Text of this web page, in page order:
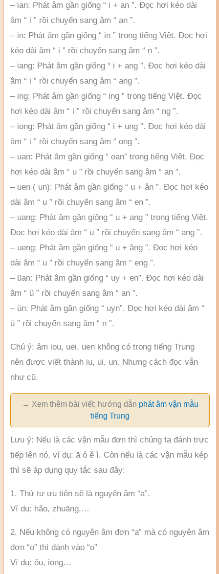
– ian: Phát âm gần giống “ i + an ”. Đọc hơi kéo dài
âm “ i ” rồi chuyển sang âm “ an ”.
– in: Phát âm gần giống “ in ” trong tiếng Việt. Đọc hơi
kéo dài âm “ i ” rồi chuyển sang âm “ n ”.
– iang: Phát âm gần giống “ i + ang ”. Đọc hơi kéo dài
âm “ i ” rồi chuyển sang âm “ ang ”.
– ing: Phát âm gần giống “ ing ” trong tiếng Việt. Đọc
hơi kéo dài âm “ i ” rồi chuyển sang âm “ ng ”.
– iong: Phát âm gần giống “ i + ung ”. Đọc hơi kéo dài
âm “ i ” rồi chuyển sang âm “ ong ”.
– uan: Phát âm gần giống “ oan” trong tiếng Việt. Đọc
hơi kéo dài âm “ u ” rồi chuyển sang âm “ an ”.
– uen ( un): Phát âm gần giống “ u + ân ”. Đọc hơi kéo
dài âm “ u ” rồi chuyển sang âm “ en ”.
– uang: Phát âm gần giống “ u + ang ” trong tiếng Việt.
Đọc hơi kéo dài âm “ u ” rồi chuyển sang âm “ ang ”.
– ueng: Phát âm gần giống “ u + âng ”. Đọc hơi kéo
dài âm “ u ” rồi chuyển sang âm “ eng ”.
– üan: Phát âm gần giống “ uy + en”. Đọc hơi kéo dài
âm “ ü ” rồi chuyển sang âm “ an ”.
– ün: Phát âm gần giống “ uyn”. Đọc hơi kéo dài âm “
ü ” rồi chuyển sang âm “ n ”.
Chú ý: âm iou, uei, uen không có trong tiếng Trung
nên được viết thành iu, ui, un. Nhưng cách đọc vẫn
như cũ.
→ Xem thêm bài viết: hướng dẫn phát âm vận mẫu
tiếng Trung
Lưu ý: Nếu là các vận mẫu đơn thì chúng ta đánh trực
tiếp lên nó, ví dụ: ā ó ě ì. Còn nếu là các vận mẫu kép
thì sẽ áp dụng quy tắc sau đây:
1. Thứ tự ưu tiên sẽ là nguyên âm “a”.
Ví dụ: hǎo, zhuāng,…
2. Nếu không có nguyên âm đơn “a” mà có nguyên âm
đơn “o” thì đánh vào “o”
Ví dụ: ǒu, iōng…